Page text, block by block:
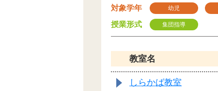
対象学年 幼児
授業形式 集団指導
教室名
しらかば教室